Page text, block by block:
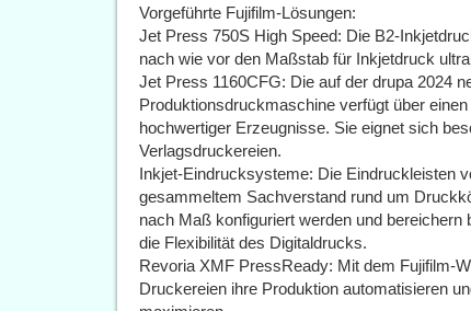
Vorgeführte Fujifilm-Lösungen:
Jet Press 750S High Speed: Die B2-
nach wie vor den Maßstab für Inkjetdruck
Jet Press 1160CFG: Die auf der drupa 2024
Produktionsdruckmaschine verfügt über
hochwertiger Erzeugnisse. Sie eignet sich
Verlagsdruckereien.
Inkjet-Eindrucksysteme: Die Eindruckleisten
gesammeltem Sachverstand rund um
nach Maß konfiguriert werden und
die Flexibilität des Digitaldrucks.
Revoria XMF PressReady: Mit dem Fujifilm-
Druckereien ihre Produktion automatisieren